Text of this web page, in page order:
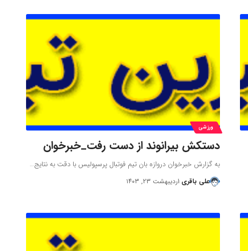
ورزشی
دستکش بیرانوند از دست رفت_خبرخوان
به گزارش خبرخوان دروازه بان تیم فوتبال پرسپولیس با دقت به نتایج…
علی باقری اردیبهشت ۲۳, ۱۴۰۳